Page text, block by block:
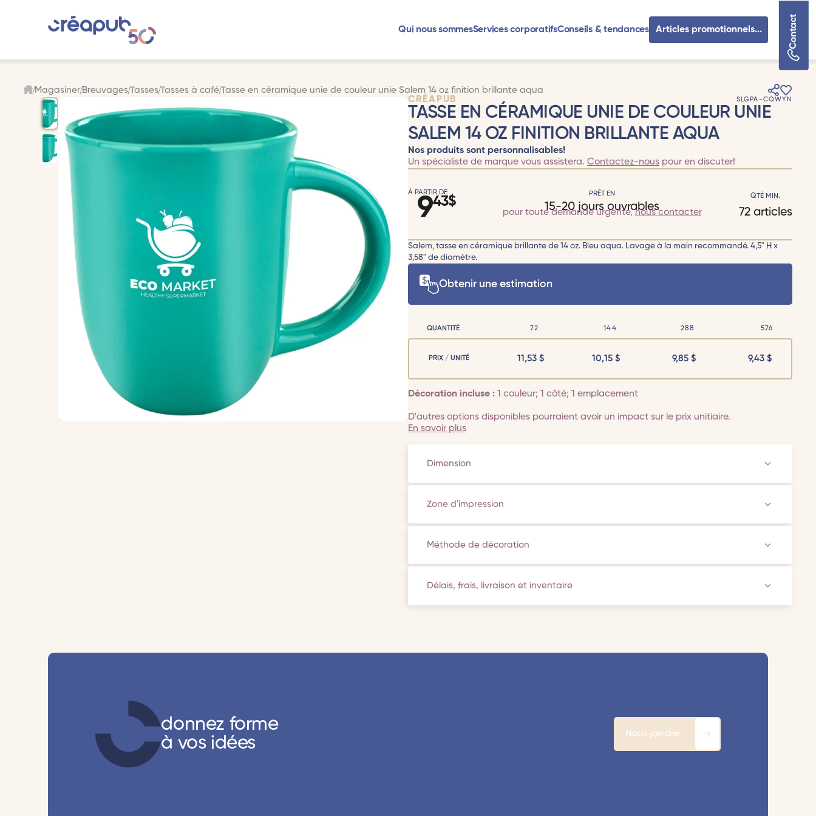
Qui nous sommesServices corporatifsConseils & tendances Contact
Articles promotionnels...
Magasiner Breuvages Tasses Tasses à café Tasse en céramique unie de couleur unie Salem 14 oz finition brillante aqua
CRÉAPUB SLGPA-CQWYN
TASSE EN CÉRAMIQUE UNIE DE COULEUR UNIE
SALEM 14 OZ FINITION BRILLANTE AQUA
Nos produits sont personnalisables!
Un spécialiste de marque vous assistera. Contactez-nous pour en discuter!
À PARTIR DE
943$
PRÊT EN
15-20 jours ouvrables
pour toute demande urgente,nous contacter
QTÉ MIN.
72 articles
Salem, tasse en céramique brillante de 14 oz. Bleu aqua. Lavage à la main recommandé. 4,5" H x
3,58" de diamètre.
Obtenir une estimation
QUANTITÉ 72 144 288 576
PRIX / UNITÉ 11,53 $ 10,15 $ 9,85 $ 9,43 $
Décoration incluse : 1 couleur; 1 côté; 1 emplacement
D'autres options disponibles pourraient avoir un impact sur le prix unitiaire.
En savoir plus
Dimension
Zone d'impression
Méthode de décoration
Délais, frais, livraison et inventaire
donnez forme
à vos idées
Nous joindre